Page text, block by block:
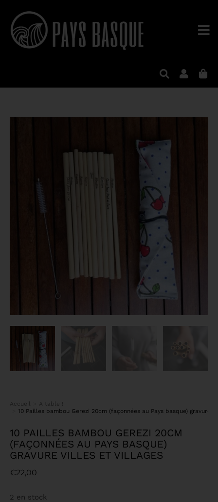
Vous êtes ici :
Accueil
A table !
10 Pailles bambou Gerezi 20cm (façonnées au Pays basque) gravure
10 PAILLES BAMBOU GEREZI 20CM
(FAÇONNÉES AU PAYS BASQUE)
GRAVURE VILLES ET VILLAGES
€22,00
2 en stock